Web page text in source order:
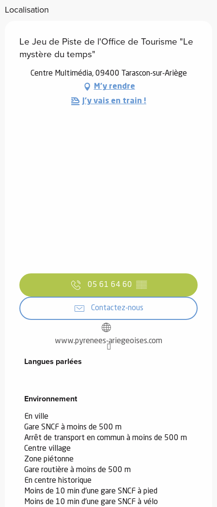
Localisation
Le Jeu de Piste de l'Office de Tourisme "Le
mystère du temps"
Centre Multimédia, 09400 Tarascon-sur-Ariège
M'y rendre
J'y vais en train !
05 61 64 60 ▒▒
Contactez-nous
www.pyrenees-ariegeoises.com
Langues parlées
Langues parlées
Environnement
Environnement
En ville
Gare SNCF à moins de 500 m
Arrêt de transport en commun à moins de 500 m
Centre village
Zone piétonne
Gare routière à moins de 500 m
En centre historique
Moins de 10 min d'une gare SNCF à pied
Moins de 10 min d'une gare SNCF à vélo